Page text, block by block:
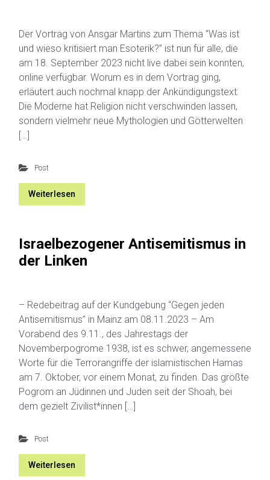
Der Vortrag von Ansgar Martins zum Thema “Was ist
und wieso kritisiert man Esoterik?” ist nun für alle, die
am 18. September 2023 nicht live dabei sein konnten,
online verfügbar. Worum es in dem Vortrag ging,
erläutert auch nochmal knapp der Ankündigungstext:
Die Moderne hat Religion nicht verschwinden lassen,
sondern vielmehr neue Mythologien und Götterwelten
[…]
Post
Weiterlesen
Israelbezogener Antisemitismus in
der Linken
– Redebeitrag auf der Kundgebung “Gegen jeden
Antisemitismus” in Mainz am 08.11.2023 – Am
Vorabend des 9.11., des Jahrestags der
Novemberpogrome 1938, ist es schwer, angemessene
Worte für die Terrorangriffe der islamistischen Hamas
am 7. Oktober, vor einem Monat, zu finden. Das größte
Pogrom an Jüdinnen und Juden seit der Shoah, bei
dem gezielt Zivilist*innen […]
Post
Weiterlesen